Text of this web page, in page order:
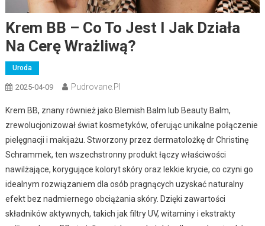
Krem BB – Co To Jest I Jak Działa
Na Cerę Wrażliwą?
Uroda
2025-04-09 Pudrovane.pl
Krem BB, znany również jako Blemish Balm lub Beauty Balm,
zrewolucjonizował świat kosmetyków, oferując unikalne połączenie
pielęgnacji i makijażu. Stworzony przez dermatolożkę dr Christinę
Schrammek, ten wszechstronny produkt łączy właściwości
nawilżające, korygujące koloryt skóry oraz lekkie krycie, co czyni go
idealnym rozwiązaniem dla osób pragnących uzyskać naturalny
efekt bez nadmiernego obciążania skóry. Dzięki zawartości
składników aktywnych, takich jak filtry UV, witaminy i ekstrakty